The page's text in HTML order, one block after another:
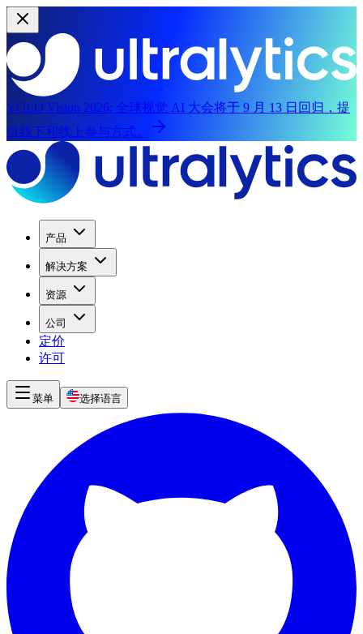
YOLO Vision 2026: 全球视觉 AI 大会将于 9 月 13 日回归，提
供线下和线上参与方式。
产品
解决方案
资源
公司
定价
许可
菜单 选择语言